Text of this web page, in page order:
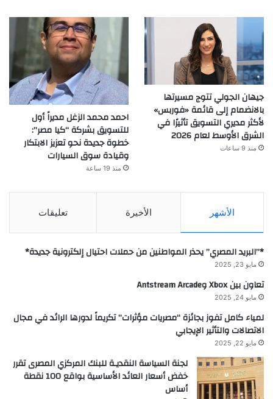
جيهان الجولي تتوج مسيرتها
بالانضمام إلى قائمة «فوربس»
لأكثر مديري التسويق تأثيرًا في
الشرق الأوسط لعام 2026
منذ 9 ساعات
احمد محمد الزغل مديراً أول
للتسويق بشركة “كيا مصر”:
خطوة جديدة نحو تعزيز الابتكار
وقيادة سوق السيارات
منذ 19 ساعة
الأشهر الأخيرة تعليقات
*”البريد المصري” يحذر المواطنين من حملات احتيال إلكترونية جديدة*
مايو 23, 2025
تعاون بين Xbox وAntstream Arcade
مايو 24, 2025
لمياء كامل تفوز بجائزة “مصريات مؤثرات” تكريماً لدورها الرائد في مجال
الاتصالات والتأثير الإيجابي
مايو 22, 2025
لجنة السياسة النقديـة للبنك المركزي المصرى تقرر
خفض أسعار العائد الأساسية بواقع 100 نقطة
أساس